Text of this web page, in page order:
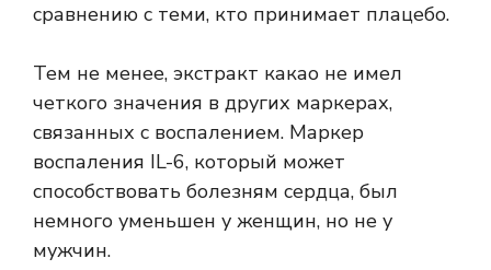
сравнению с теми, кто принимает плацебо.
Тем не менее, экстракт какао не имел
четкого значения в других маркерах,
связанных с воспалением. Маркер
воспаления IL-6, который может
способствовать болезням сердца, был
немного уменьшен у женщин, но не у
мужчин.